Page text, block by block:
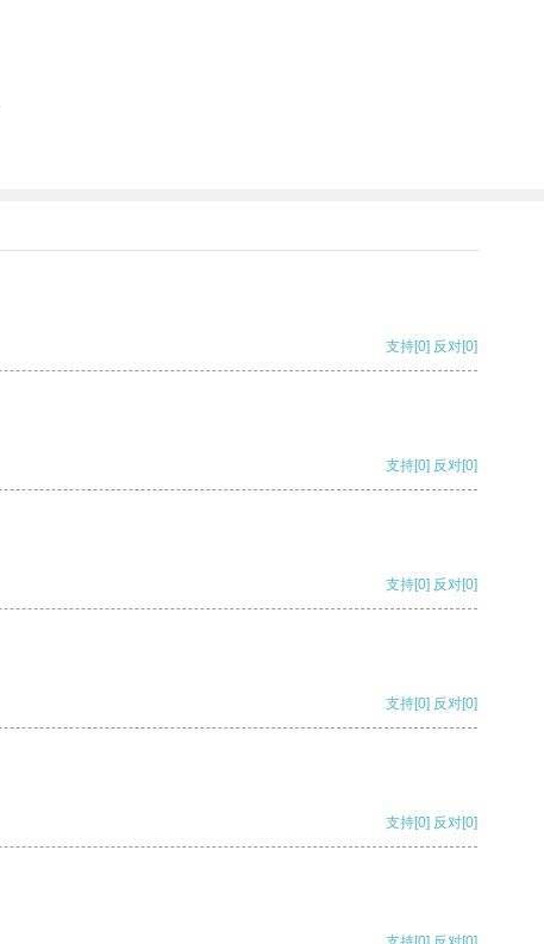
支持[0] 反对[0]
支持[0] 反对[0]
支持[0] 反对[0]
支持[0] 反对[0]
支持[0] 反对[0]